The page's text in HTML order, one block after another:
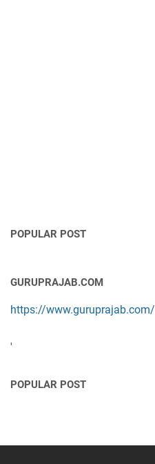
POPULAR POST
GURUPRAJAB.COM
https://www.guruprajab.com/
'
POPULAR POST